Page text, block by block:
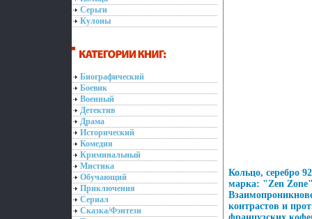
Серьги
Кулоны
Биографический
Боевик
Военный
Детектив
Драма
Исторический
Комедия
Криминальный
Мистика
Обучающий
Приключения
Сериал
Сказка/Фэнтези
Кольцо, серебро
марка: "Zen
контрастов и